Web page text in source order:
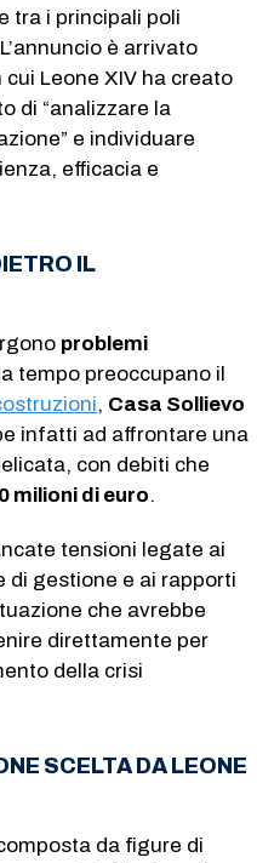
tra i principali poli
è arrivato
Leone XIV ha creato
di “analizzare la
e individuare
efficacia e
IL
problemi
tempo preoccupano il
, Casa Sollievo
infatti ad affrontare una
con debiti che
milioni di euro.
tensioni legate ai
di gestione e ai rapporti
che avrebbe
direttamente per
della crisi
SCELTA DA LEONE
da figure di